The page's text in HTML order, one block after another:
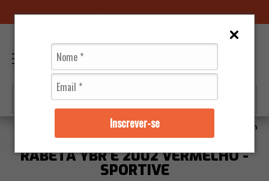
Inscrever-se
Carenagens Rabeta Ybr E 2002
RABETA YBR E 2002 VERMELHO -
SPORTIVE